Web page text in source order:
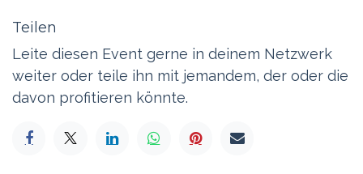
Teilen
Leite diesen Event gerne in deinem Netzwerk
weiter oder teile ihn mit jemandem, der oder die
davon profitieren könnte.